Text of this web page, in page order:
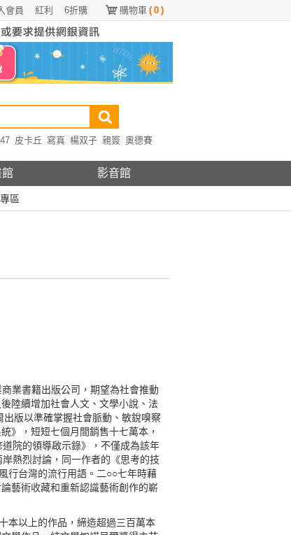
購物車 ( 0 )
6折購
紅利
會員
皮卡丘 寫真 楊双子 親簽 奧德賽
影音館
區
業書籍出版公司，期望為社會推動
陸續增加社會人文、文學小說、法
版以準確掌握社會脈動、敏銳嗅察
》，短短七個月間銷售十七萬本，
院的領導啟示錄》，不僅成為該年
熱烈討論，同一作者的《思考的技
行台灣的流行用語。二○○七年時藉
藝術收藏和重新認識藝術創作的嶄
本以上的作品，締造超過三百萬本